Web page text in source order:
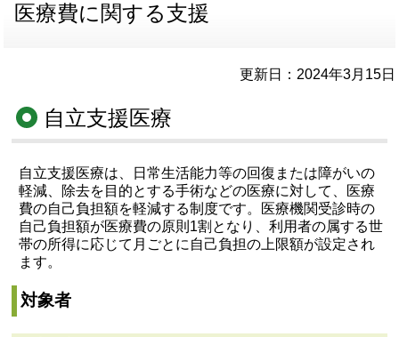
医療費に関する支援
更新日：2024年3月15日
自立支援医療
自立支援医療は、日常生活能力等の回復または障がいの
軽減、除去を目的とする手術などの医療に対して、医療
費の自己負担額を軽減する制度です。医療機関受診時の
自己負担額が医療費の原則1割となり、利用者の属する世
帯の所得に応じて月ごとに自己負担の上限額が設定され
ます。
対象者